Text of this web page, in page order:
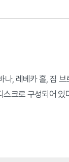
, 레베카 홀, 짐 브
크로 구성되어